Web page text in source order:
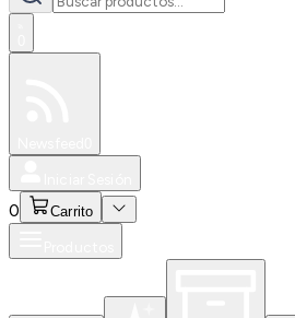
0 Carrito